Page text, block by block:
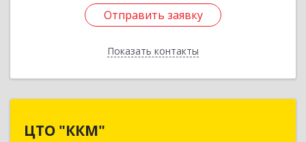
Отправить заявку
Показать контакты
Отправить заявку
Назад
ЦТО "ККМ"